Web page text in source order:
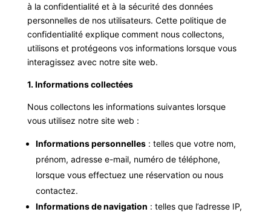
à la confidentialité et à la sécurité des données
personnelles de nos utilisateurs. Cette politique de
confidentialité explique comment nous collectons,
utilisons et protégeons vos informations lorsque vous
interagissez avec notre site web.
1. Informations collectées
Nous collectons les informations suivantes lorsque
vous utilisez notre site web :
Informations personnelles: telles que votre nom,
prénom, adresse e-mail, numéro de téléphone,
lorsque vous effectuez une réservation ou nous
contactez.
Informations de navigation : telles que l’adresse IP,